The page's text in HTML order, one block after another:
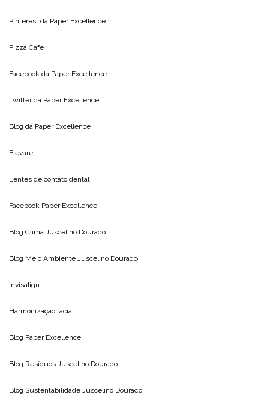
Pinterest da Paper Excellence
Pizza Cafe
Facebook da Paper Excellence
Twitter da Paper Excellence
Blog da Paper Excellence
Elevare
Lentes de contato dental
Facebook Paper Excellence
Blog Clima Juscelino Dourado
Blog Meio Ambiente Juscelino Dourado
Invisalign
Harmonização facial
Blog Paper Excellence
Blog Resíduos Juscelino Dourado
Blog Sustentabilidade Juscelino Dourado